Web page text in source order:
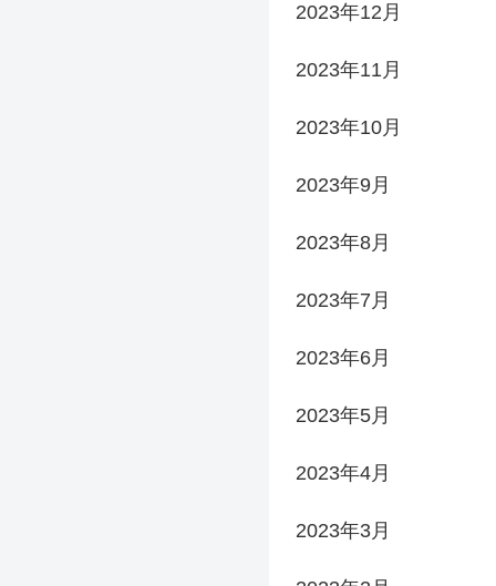
2023年12月
2023年11月
2023年10月
2023年9月
2023年8月
2023年7月
2023年6月
2023年5月
2023年4月
2023年3月